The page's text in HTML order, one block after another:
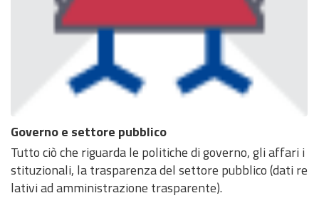
Governo e settore pubblico
Tutto ciò che riguarda le politiche di governo, gli affari i
stituzionali, la trasparenza del settore pubblico (dati re
lativi ad amministrazione trasparente).